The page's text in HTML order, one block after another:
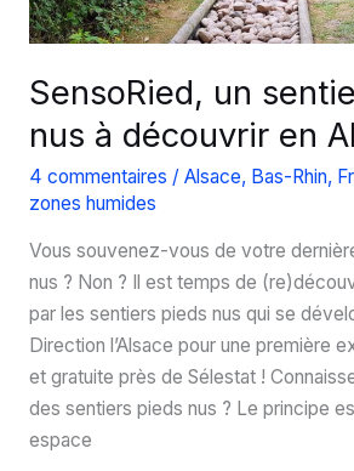
SensoRied, un
nus à découvrir en
4 commentaires / Alsace, Bas-Rhin,
zones humides
Vous souvenez-vous de votre
nus ? Non ? Il est temps de
par les sentiers pieds nus qui se
Direction l’Alsace pour une première
et gratuite près de Sélestat !
des sentiers pieds nus ? Le principe
espace